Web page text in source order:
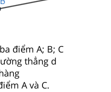
điểm A; B; C
thẳng d
A và C.